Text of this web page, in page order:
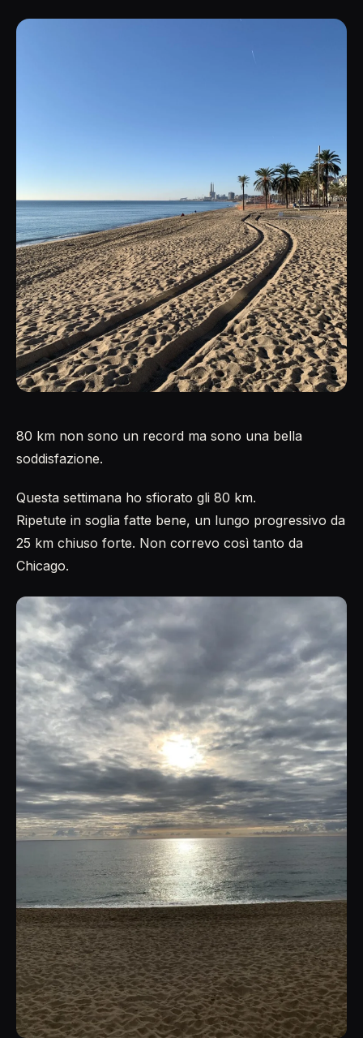
80 km non sono un record ma sono una bella
soddisfazione.
Questa settimana ho sfiorato gli 80 km.
Ripetute in soglia fatte bene, un lungo progressivo da
25 km chiuso forte. Non correvo così tanto da
Chicago.